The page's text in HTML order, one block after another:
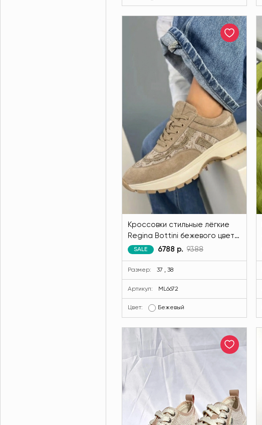
Кроссовки стильные лёгкие
Regina Bottini бежевого цвета
MODLAV ML6672-4
SALE 6788 р. 9388
Размер: 37 , 38
Артикул: ML6672
Цвет: Бежевый